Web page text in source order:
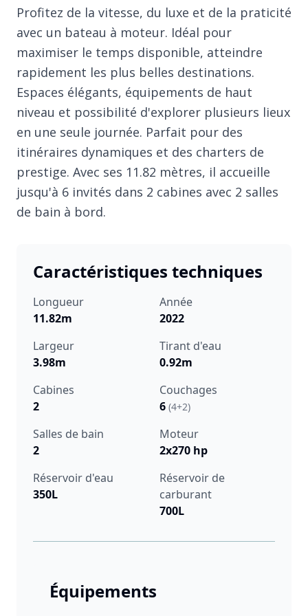
Profitez de la vitesse, du luxe et de la praticité
avec un bateau à moteur. Idéal pour
maximiser le temps disponible, atteindre
rapidement les plus belles destinations.
Espaces élégants, équipements de haut
niveau et possibilité d'explorer plusieurs lieux
en une seule journée. Parfait pour des
itinéraires dynamiques et des charters de
prestige. Avec ses 11.82 mètres, il accueille
jusqu'à 6 invités dans 2 cabines avec 2 salles
de bain à bord.
Caractéristiques techniques
Longueur
11.82m
Année
2022
Largeur
3.98m
Tirant d'eau
0.92m
Cabines
2
Couchages
6 (4+2)
Salles de bain
2
Moteur
2x270 hp
Réservoir d'eau
350L
Réservoir de
carburant
700L
Équipements